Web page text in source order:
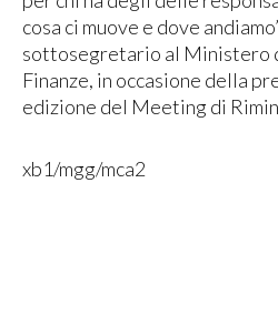
cosa ci muove e dove
sottosegretario al Ministero
Finanze, in occasione della
edizione del Meeting di
xb1/mgg/mca2